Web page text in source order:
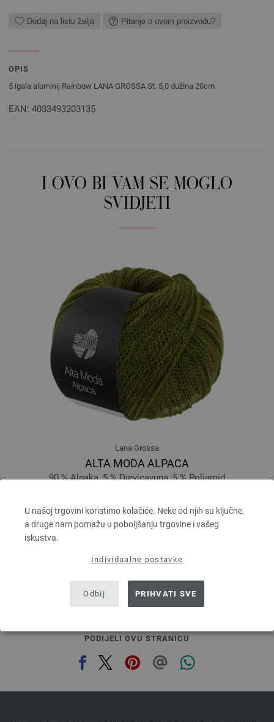
U našoj trgovini koristimo kolačiće. Neke od njih su ključne,
a druge nam pomažu u poboljšanju trgovine i vašeg
iskustva.
Individualne postavke
Odbij PRIHVATI SVE
Dodaj na listu želja Pitanje o ovom proizvodu?
OPIS
5 igala aluminij Rainbow LANA GROSSA St. 5,0 dužina 20cm
EAN: 4033493203135
I OVO BI VAM SE MOGLO
SVIDJETI
Lana Grossa
ALTA MODA ALPACA
90 % Alpaka, 5 % Djevicavuna, 5 % Poliamid
Većina igle: 5 - 6
7,80 $
bez PDV-a, dodatno troškovi za dostavu, Osnovna cijena:
prev next
PODIJELI OVU STRANICU